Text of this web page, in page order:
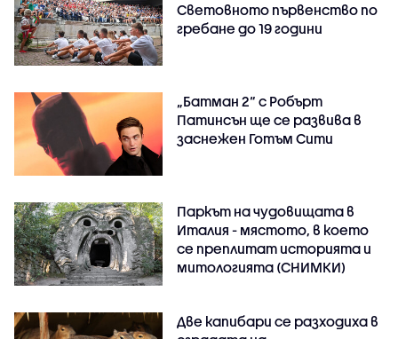
Световното първенство по
гребане до 19 години
„Батман 2“ с Робърт
Патинсън ще се развива в
заснежен Готъм Сити
Паркът на чудовищата в
Италия - мястото, в което
се преплитат историята и
митологията (СНИМКИ)
Две капибари се разходиха в